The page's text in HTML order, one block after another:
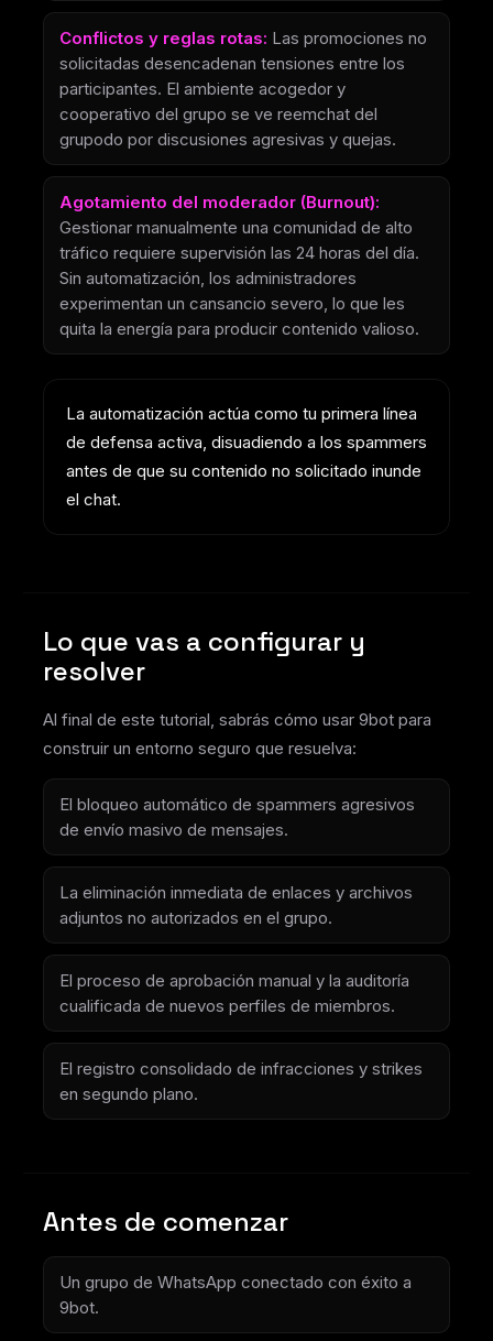
Conflictos y reglas rotas: Las promociones no
solicitadas desencadenan tensiones entre los
participantes. El ambiente acogedor y
cooperativo del grupo se ve reemchat del
grupodo por discusiones agresivas y quejas.
Agotamiento del moderador (Burnout):
Gestionar manualmente una comunidad de alto
tráfico requiere supervisión las 24 horas del día.
Sin automatización, los administradores
experimentan un cansancio severo, lo que les
quita la energía para producir contenido valioso.
La automatización actúa como tu primera línea
de defensa activa, disuadiendo a los spammers
antes de que su contenido no solicitado inunde
el chat.
Lo que vas a configurar y
resolver
Al final de este tutorial, sabrás cómo usar 9bot para
construir un entorno seguro que resuelva:
El bloqueo automático de spammers agresivos
de envío masivo de mensajes.
La eliminación inmediata de enlaces y archivos
adjuntos no autorizados en el grupo.
El proceso de aprobación manual y la auditoría
cualificada de nuevos perfiles de miembros.
El registro consolidado de infracciones y strikes
en segundo plano.
Antes de comenzar
Un grupo de WhatsApp conectado con éxito a
9bot.